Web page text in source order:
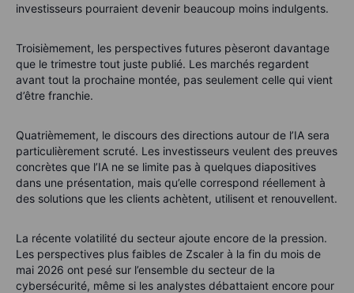
investisseurs pourraient devenir beaucoup moins indulgents.
Troisièmement, les perspectives futures pèseront davantage
que le trimestre tout juste publié. Les marchés regardent
avant tout la prochaine montée, pas seulement celle qui vient
d’être franchie.
Quatrièmement, le discours des directions autour de l’IA sera
particulièrement scruté. Les investisseurs veulent des preuves
concrètes que l’IA ne se limite pas à quelques diapositives
dans une présentation, mais qu’elle correspond réellement à
des solutions que les clients achètent, utilisent et renouvellent.
La récente volatilité du secteur ajoute encore de la pression.
Les perspectives plus faibles de Zscaler à la fin du mois de
mai 2026 ont pesé sur l’ensemble du secteur de la
cybersécurité, même si les analystes débattaient encore pour